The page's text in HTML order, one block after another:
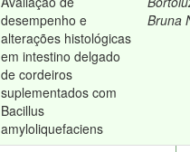
desempenho e
alterações histológicas
em intestino delgado
de cordeiros
suplementados com
Bacillus
amyloliquefaciens
Bruna